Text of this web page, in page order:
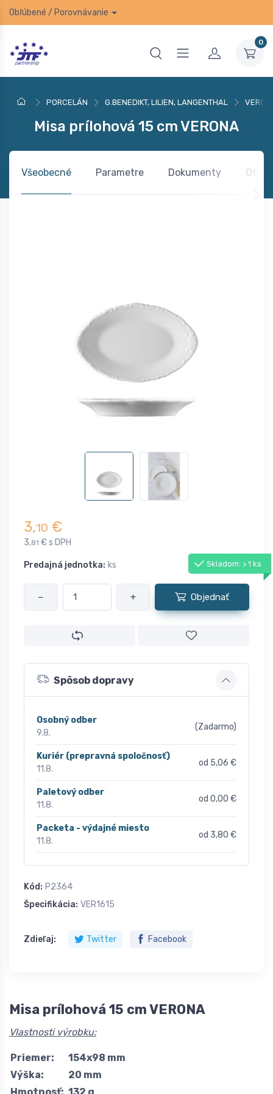
Obľúbené / Porovnávanie
0
PORCELÁN G.BENEDIKT, LILIEN, LANGENTHAL
Misa prílohová 15 cm VERONA
Všeobecné Parametre Dokumenty
3,10 €
3,81 € s DPH
Predajná jednotka: ks Skladom: > 1 ks
− + Objednať
Spôsob dopravy
Osobný odber
9.8.
(Zadarmo)
Kuriér (prepravná spoločnosť)
11.8.
od 5,06 €
Paletový odber
11.8.
od 0,00 €
Packeta - výdajné miesto
11.8.
od 3,80 €
Kód: P2364
Špecifikácia: VER1615
Zdieľaj: Twitter Facebook
Misa prílohová 15 cm VERONA
Vlastnosti výrobku:
Priemer:
154x98 mm
Výška:
20 mm